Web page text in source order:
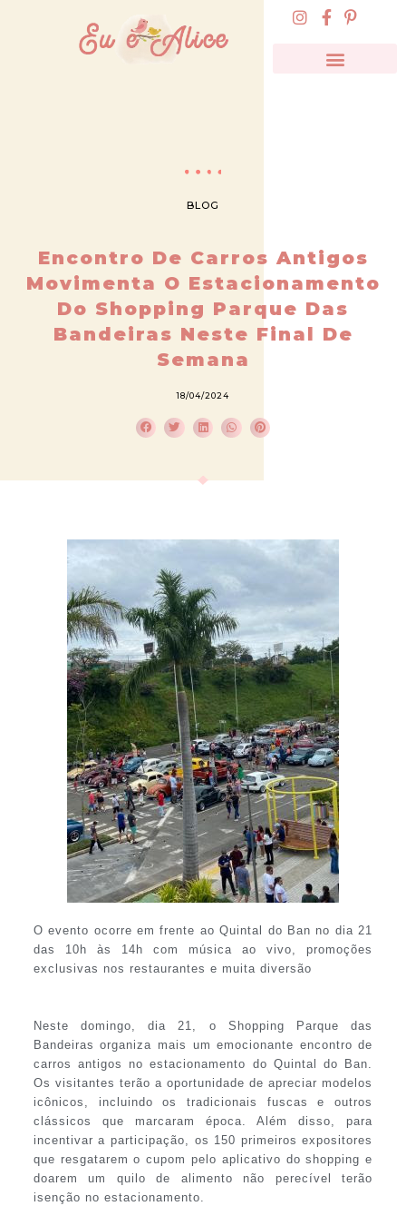
BLOG
Encontro De Carros Antigos
Movimenta O Estacionamento
Do Shopping Parque Das
Bandeiras Neste Final De
Semana
18/04/2024
O evento ocorre em frente ao Quintal do Ban no dia 21
das 10h às 14h com música ao vivo, promoções
exclusivas nos restaurantes e muita diversão
Neste domingo, dia 21, o Shopping Parque das
Bandeiras organiza mais um emocionante encontro de
carros antigos no estacionamento do Quintal do Ban.
Os visitantes terão a oportunidade de apreciar modelos
icônicos, incluindo os tradicionais fuscas e outros
clássicos que marcaram época. Além disso, para
incentivar a participação, os 150 primeiros expositores
que resgatarem o cupom pelo aplicativo do shopping e
doarem um quilo de alimento não perecível terão
isenção no estacionamento.